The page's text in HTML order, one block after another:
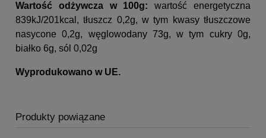
Wartość odżywcza w 100g: wartość energetyczna
839kJ/201kcal, tłuszcz 0,2g, w tym kwasy tłuszczowe
nasycone 0,2g, węglowodany 73g, w tym cukry 0g,
białko 6g, sól 0,02g
Wyprodukowano w UE.
Produkty powiązane